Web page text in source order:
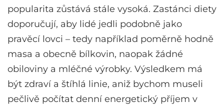
popularita zůstává stále vysoká. Zastánci diety
doporučují, aby lidé jedli podobně jako
pravěcí lovci – tedy například poměrně hodně
masa a obecně bílkovin, naopak žádné
obiloviny a mléčné výrobky. Výsledkem má
být zdraví a štíhlá linie, aniž bychom museli
pečlivě počítat denní energetický příjem v